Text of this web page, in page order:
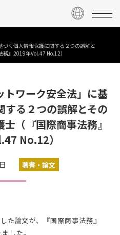
づく個人情報保護に関する２つの誤解と
』2019年Vol.47 No.12）
トワーク安全法」に基
する２つの誤解とその
（『国際商事法務』
No.12）
著書・論文
た論文が、『国際商事法務』
した。